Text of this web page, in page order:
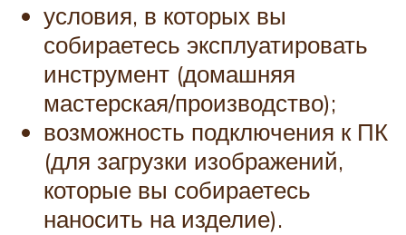
условия, в которых вы
собираетесь эксплуатировать
инструмент (домашняя
мастерская/производство);
возможность подключения к ПК
(для загрузки изображений,
которые вы собираетесь
наносить на изделие).